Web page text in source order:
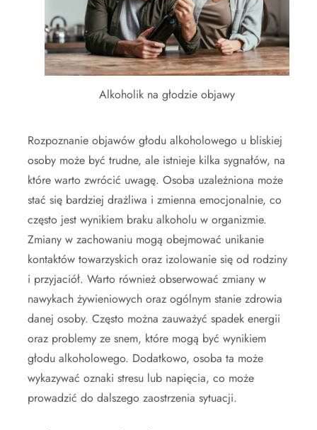
Alkoholik na głodzie objawy
Rozpoznanie objawów głodu alkoholowego u bliskiej
osoby może być trudne, ale istnieje kilka sygnałów, na
które warto zwrócić uwagę. Osoba uzależniona może
stać się bardziej drażliwa i zmienna emocjonalnie, co
często jest wynikiem braku alkoholu w organizmie.
Zmiany w zachowaniu mogą obejmować unikanie
kontaktów towarzyskich oraz izolowanie się od rodziny
i przyjaciół. Warto również obserwować zmiany w
nawykach żywieniowych oraz ogólnym stanie zdrowia
danej osoby. Często można zauważyć spadek energii
oraz problemy ze snem, które mogą być wynikiem
głodu alkoholowego. Dodatkowo, osoba ta może
wykazywać oznaki stresu lub napięcia, co może
prowadzić do dalszego zaostrzenia sytuacji.